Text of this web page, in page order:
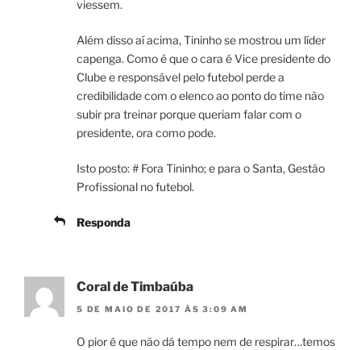
viessem.
Além disso aí acima, Tininho se mostrou um líder
capenga. Como é que o cara é Vice presidente do
Clube e responsável pelo futebol perde a
credibilidade com o elenco ao ponto do time não
subir pra treinar porque queriam falar com o
presidente, ora como pode.
Isto posto: # Fora Tininho; e para o Santa, Gestão
Profissional no futebol.
Responda
Coral de Timbaúba
5 DE MAIO DE 2017 ÀS 3:09 AM
O pior é que não dá tempo nem de respirar…temos